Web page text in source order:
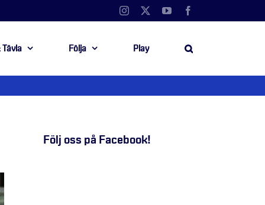
Instagram YouTube
Tävla Följa Play
Följ oss på Facebook!